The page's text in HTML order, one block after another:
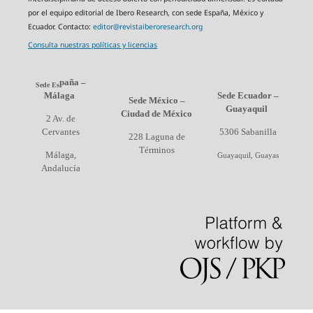
por el equipo editorial de Ibero Research, con sede España, México y
Ecuador. Contacto: editor@revistaiberoresearch.org
Consulta nuestras políticas y licencias
Sede España –
Málaga
2 Av. de
Cervantes
Málaga,
Andalucía
Sede México –
Ciudad de México
228 Laguna de
Términos
Sede Ecuador –
Guayaquil
5306 Sabanilla
Guayaquil, Guayas